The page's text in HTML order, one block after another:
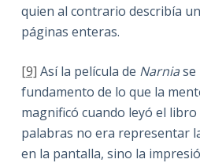
quien al contrario describía
páginas enteras.
[9] Así la película de Narniase
fundamento de lo que la
magnificó cuando leyó el
palabras no era representar
en la pantalla, sino la